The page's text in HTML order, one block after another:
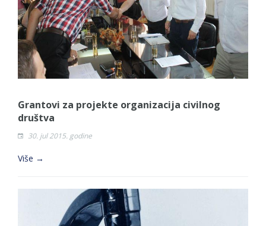
Grantovi za projekte organizacija civilnog
društva
30. jul 2015. godine
Više →